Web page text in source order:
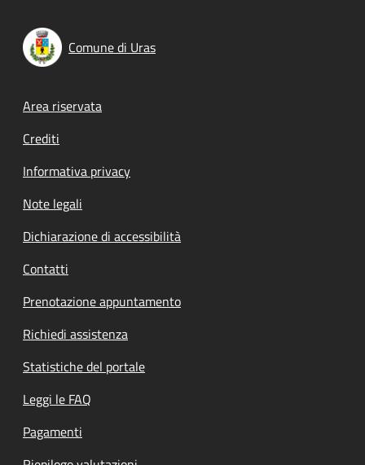
Comune di Uras
Footer menu
Area riservata
Crediti
Informativa privacy
Note legali
Dichiarazione di accessibilità
Contatti
Prenotazione appuntamento
Richiedi assistenza
Statistiche del portale
Leggi le FAQ
Pagamenti